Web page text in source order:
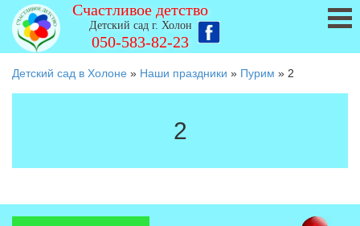
Счастливое детство
Детский сад г. Холон
050-583-82-23
Детский сад в Холоне » Наши праздники » Пурим » 2
2